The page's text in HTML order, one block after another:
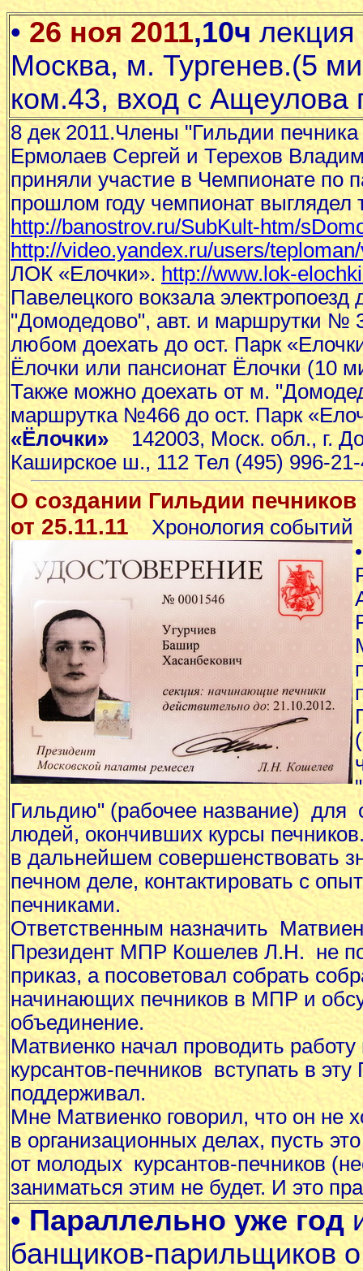
• 26 ноя 2011,10ч
Москва, м. Тургенев.(5
ком.43, вход с Ащеулова
8 дек 2011.Члены "Гильдии
Ермолаев Сергей и Терехов
приняли участие в Чемпионате по
прошлом году чемпионат выглядел
http://banostrov.ru/SubKult-htm/
http://video.yandex.ru/users/
ЛОК «Елочки». http://www.lok-
Павелецкого вокзала
"Домодедово", авт. и маршрутки №
любом доехать до ост. Парк
Ёлочки или пансионат Ёлочки (10
Также можно доехать от м.
маршрутка №466 до ост. Парк
«Ёлочки» 142003, Моск. обл., г.
Каширское ш., 112 Тел (495) 996-
О создании Гильдии
от 25.11.11Хронология событий
•
Гильдию" (рабочее название) для
людей, окончивших курсы
в дальнейшем совершенствовать
печном деле, контактировать с
печниками.
Ответственным назначить
Президент МПР Кошелев Л.Н. не
приказ, а посоветовал собрать
начинающих печников в МПР и
объединение.
Матвиенко начал проводить работу
курсантов-печников вступать в
поддерживал.
Мне Матвиенко говорил, что он не
в организационных делах, пусть
от молодых курсантов-печников
заниматься этим не будет. И это
• Параллельно уже год
банщиков-парильщиков